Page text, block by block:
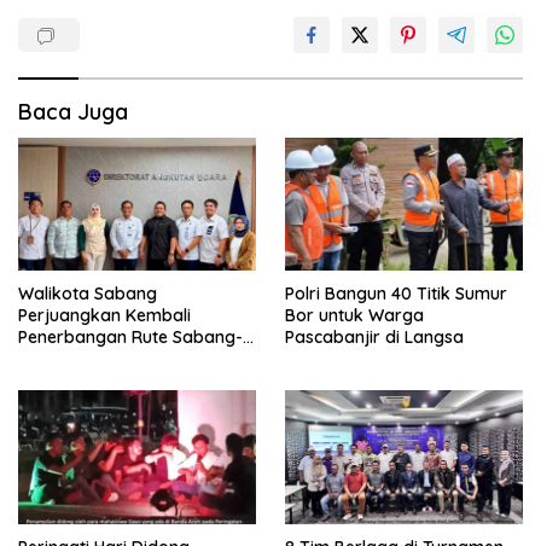
Baca Juga
Walikota Sabang
Perjuangkan Kembali
Penerbangan Rute Sabang-
Polri Bangun 40 Titik Sumur
Bor untuk Warga
Pascabanjir di Langsa